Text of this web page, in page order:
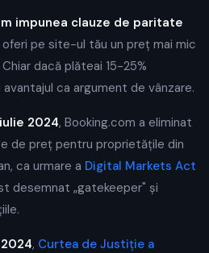
impunea clauze de paritate
oferi pe site-ul tău un preț mai mic
dacă plăteai 15-25%
ca argument de vânzare.
iulie 2024, Booking.com a eliminat
de preț pentru proprietățile din
ca urmare a Digital Markets Act
desemnat „gatekeeper" și
, Curtea de Justiție a